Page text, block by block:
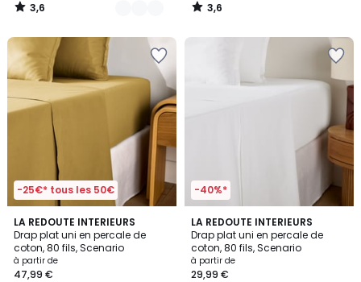
3,6
/
3,6
/
-25€* tous les 50€
LA REDOUTE INTERIEURS
Drap plat uni en percale de
coton, 80 fils, Scenario
à partir de
47,99 €
4,3
/ 5
3
Couleurs
-40%*
LA REDOUTE INTERIEURS
Drap plat uni en percale de
coton, 80 fils, Scenario
à partir de
29,99 €
4,3
/ 5
18
Couleurs